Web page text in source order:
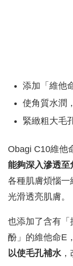
添加「維他
使角質水潤
緊緻粗大毛
Obagi C10維他
能夠深入滲透至
各種肌膚煩惱一
光滑透亮肌膚。
也添加了含有「
酚」的維他命E
以使毛孔補水